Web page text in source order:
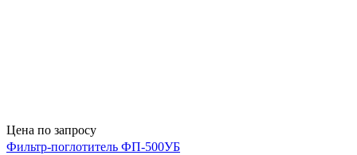
Цена по запросу
Фильтр-поглотитель ФП-500УБ